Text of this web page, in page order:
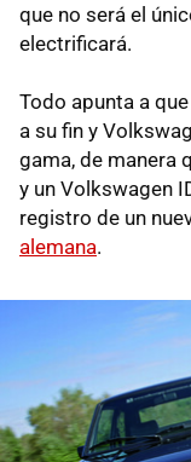
que no será el
electrificará.
Todo apunta a
a su fin y
gama, de manera
y un Volkswagen
registro de un
alemana.